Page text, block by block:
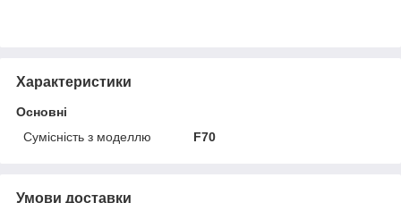
Характеристики
Основні
Сумісність з моделлю
F70
Умови доставки